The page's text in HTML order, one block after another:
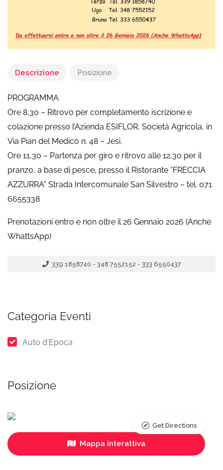
Descrizione Posizione
PROGRAMMA
Ore 8,30 – Ritrovo per completamento iscrizione e
colazione presso l’Azienda ESIFLOR, Società Agricola, in
Via Pian del Medico n. 48 – Jesi.
Ore 11,30 – Partenza per giro e ritrovo alle 12,30 per il
pranzo, a base di pesce, presso il Ristorante “FRECCIA
AZZURRA” Strada Intercomunale San Silvestro – tel. 071
6655338
Prenotazioni entro e non oltre il 26 Gennaio 2026 (Anche
WhattsApp)
339 1858740 - 348 7552152 - 333 6550437
Categoria Eventi
Auto d'Epoca
Posizione
Mappa interattiva
Get Directions